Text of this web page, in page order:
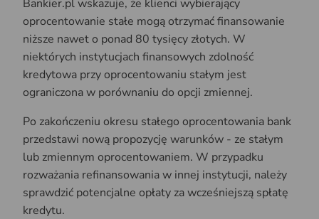
Bankier.pl wskazuje, że klienci wybierający
oprocentowanie stałe mogą otrzymać finansowanie
niższe nawet o ponad 80 tysięcy złotych. W
niektórych instytucjach finansowych zdolność
kredytowa przy oprocentowaniu stałym jest
ograniczona w porównaniu do opcji zmiennej.
Po zakończeniu okresu stałego oprocentowania bank
przedstawi nową propozycję warunków - ze stałym
lub zmiennym oprocentowaniem. W przypadku
rozważania refinansowania w innej instytucji, należy
sprawdzić potencjalne opłaty za wcześniejszą spłatę
kredytu.